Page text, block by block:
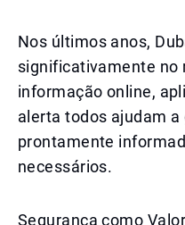
Nos últimos anos,
significativamente no
informação online,
alerta todos ajudam
prontamente
necessários.
Segurança como